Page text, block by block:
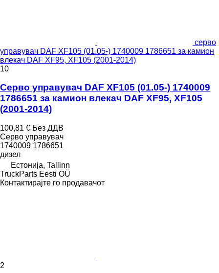
серво
управувач DAF XF105 (01.05-) 1740009 1786651 за камион
влекач DAF XF95, XF105 (2001-2014)
10
Серво управувач DAF XF105 (01.05-) 1740009
1786651 за камион влекач DAF XF95, XF105
(2001-2014)
100,81 € Без ДДВ
Серво управувач
1740009 1786651
дизел
Естонија, Tallinn
TruckParts Eesti OÜ
Контактирајте го продавачот
2